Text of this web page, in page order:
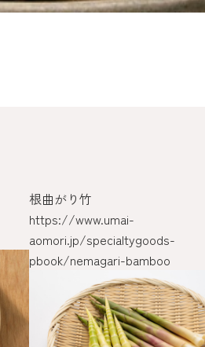
根曲がり竹
https://www.umai-
aomori.jp/specialtygoods-
pbook/nemagari-bamboo